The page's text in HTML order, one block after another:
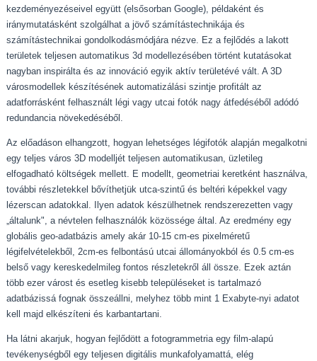
kezdeményezéseivel együtt (elsősorban Google), példaként és
iránymutatásként szolgálhat a jövő számítástechnikája és
számítástechnikai gondolkodásmódjára nézve. Ez a fejlődés a lakott
területek teljesen automatikus 3d modellezésében történt kutatásokat
nagyban inspirálta és az innováció egyik aktív területévé vált. A 3D
városmodellek készítésének automatizálási szintje profitált az
adatforrásként felhasznált légi vagy utcai fotók nagy átfedéséből adódó
redundancia növekedéséből.
Az előadáson elhangzott, hogyan lehetséges légifotók alapján megalkotni
egy teljes város 3D modelljét teljesen automatikusan, üzletileg
elfogadható költségek mellett. E modellt, geometriai keretként használva,
további részletekkel bővíthetjük utca-szintű és beltéri képekkel vagy
lézerscan adatokkal. Ilyen adatok készülhetnek rendszerezetten vagy
„általunk", a névtelen felhasználók közössége által. Az eredmény egy
globális geo-adatbázis amely akár 10-15 cm-es pixelméretű
légifelvételekből, 2cm-es felbontású utcai állományokból és 0.5 cm-es
belső vagy kereskedelmileg fontos részletekről áll össze. Ezek aztán
több ezer várost és esetleg kisebb településeket is tartalmazó
adatbázissá fognak összeállni, melyhez több mint 1 Exabyte-nyi adatot
kell majd elkészíteni és karbantartani.
Ha látni akarjuk, hogyan fejlődött a fotogrammetria egy film-alapú
tevékenységből egy teljesen digitális munkafolyamattá, elég